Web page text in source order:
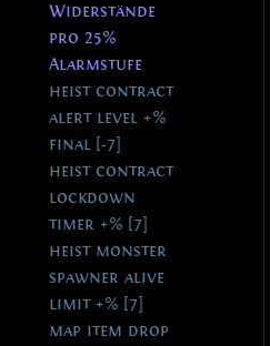
Widerstände
pro 25%
Alarmstufe
heist contract
alert level +%
final [-7]
heist contract
lockdown
timer +% [7]
heist monster
spawner alive
limit +% [7]
map item drop